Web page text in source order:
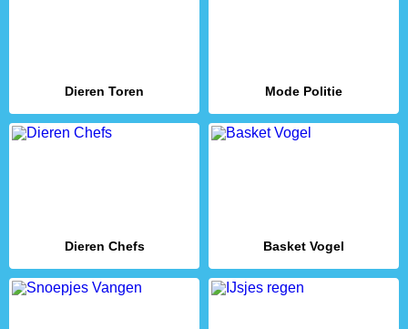
Dieren Toren Mode Politie
Dieren Chefs Basket Vogel